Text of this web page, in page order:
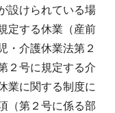
設けられている場
定する休業（産前
・介護休業法第２
２号に規定する介
業に関する制度に
（第２号に係る部